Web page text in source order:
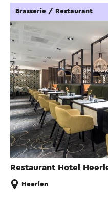
Restaurant Hotel
Brasserie / Restaurant
Heerlen